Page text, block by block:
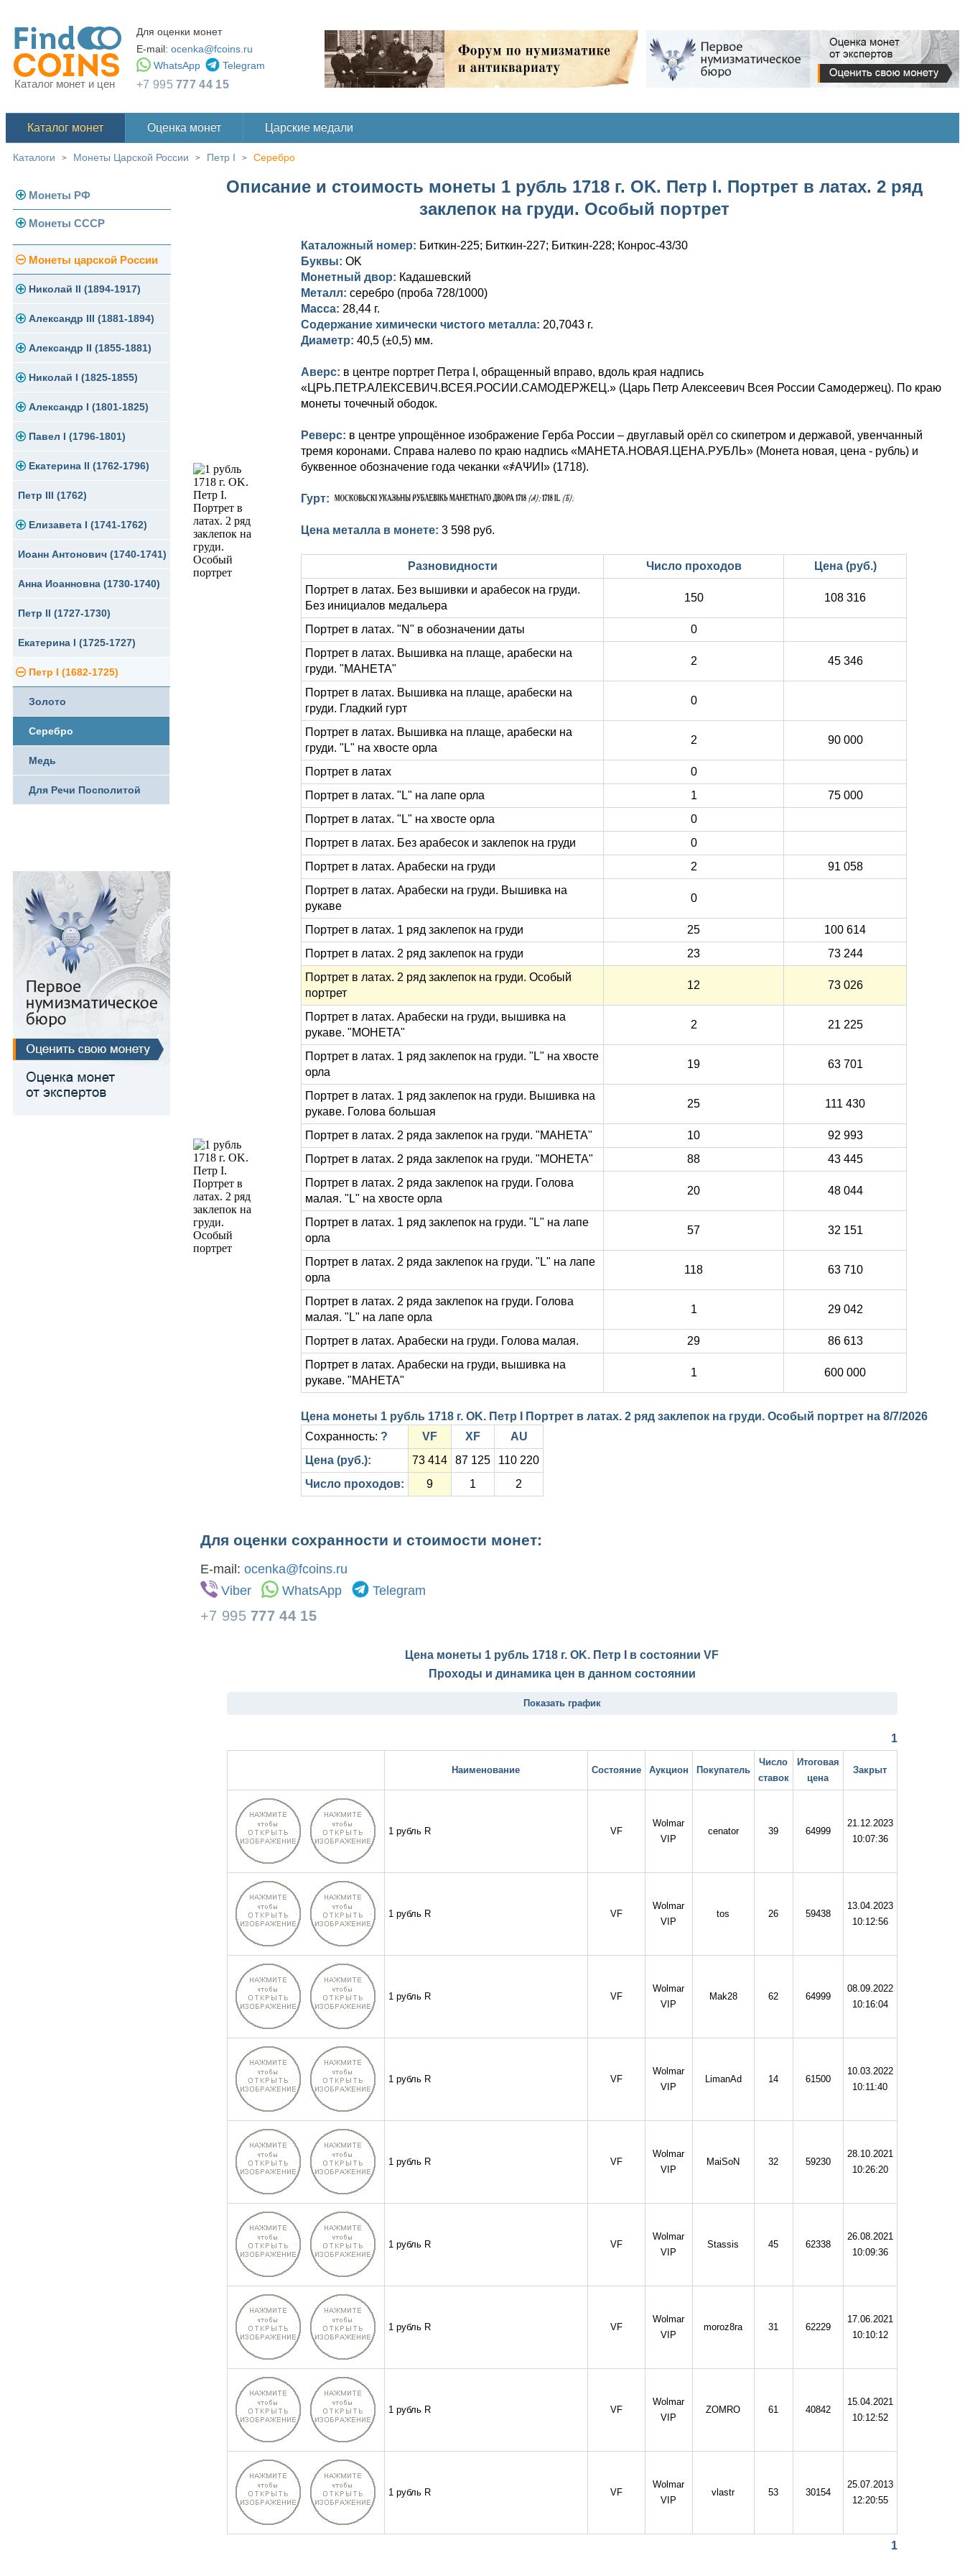
Каталог монет и цен
Для оценки монет
E-mail: ocenka@fcoins.ru
WhatsApp
Telegram
+7 995777 44 15
Каталог монет Оценка монет Царские медали
Каталоги > Монеты Царской России > Петр I > Серебро
Монеты РФ
Современная Россия
Монеты 1991-1993 гг.
Памятные и юбилейные
Монеты СССР
Погодовка СССР
Монеты 1958 года
Золотые червонцы
Памятные и юбилейные
Монеты царской России
Николай II (1894-1917)
Золото
Серебро
Медь
Германская оккупация
Для Финляндии
Памятные и донативные
Александр III (1881-1894)
Золото
Серебро
Медь
Для Финляндии
Памятные и донативные
Александр II (1855-1881)
Золото
Серебро
Медь
Для Финляндии
Памятные и донативные
Николай I (1825-1855)
Платина, золото
Серебро
Медь
Для Грузии
Русско-Польские
Для Польши
Памятные и донативные
Александр I (1801-1825)
Золото
Серебро
Медь
Для Грузии
Для Польши
Павел I (1796-1801)
Золото
Серебро
Медь
Екатерина II (1762-1796)
Золото
Серебро
Медь
Сибирские монеты
Для Молдавии и Валахии
Таврические монеты
Петр III (1762)
Елизавета I (1741-1762)
Золото
Серебро
Медь
Для Пруссии
Ливонезы
Альбертусталер
Иоанн Антонович (1740-1741)
Анна Иоанновна (1730-1740)
Петр II (1727-1730)
Екатерина I (1725-1727)
Петр I (1682-1725)
Золото
Серебро
Медь
Для Речи Посполитой
Описание и стоимость монеты 1 рубль 1718 г. OK. Петр I. Портрет в латах. 2 ряд
заклепок на груди. Особый портрет
Каталожный номер: Биткин-225; Биткин-227; Биткин-228; Конрос-43/30
Буквы: OK
Монетный двор: Кадашевский
Металл: серебро (проба 728/1000)
Масса: 28,44 г.
Содержание химически чистого металла: 20,7043 г.
Диаметр: 40,5 (±0,5) мм.
Аверс: в центре портрет Петра I, обращенный вправо, вдоль края надпись
«ЦРЬ.ПЕТР.АЛЕКСЕВИЧ.ВСЕЯ.РОСИИ.САМОДЕРЖЕЦ.» (Царь Петр Алексеевич Всея России Самодержец). По краю
монеты точечный ободок.
Реверс: в центре упрощённое изображение Герба России – двуглавый орёл со скипетром и державой, увенчанный
тремя коронами. Справа налево по краю надпись «МАНЕТА.НОВАЯ.ЦЕНА.РУБЛЬ» (Монета новая, цена - рубль) и
буквенное обозначение года чеканки «҂АΨИI» (1718).
Гурт:
Цена металла в монете: 3 598 руб.
Разновидности Число проходов
Цена (руб.)
Портрет в латах. Без вышивки и арабесок на груди.
Без инициалов медальера
150 108 316
Портрет в латах. "N" в обозначении даты
0
Портрет в латах. Вышивка на плаще, арабески на
груди. "МАНЕТА"
2 45 346
Портрет в латах. Вышивка на плаще, арабески на
груди. Гладкий гурт
0
Портрет в латах. Вышивка на плаще, арабески на
груди. "L" на хвосте орла
2 90 000
Портрет в латах
0
Портрет в латах. "L" на лапе орла
1
75 000
Портрет в латах. "L" на хвосте орла
0
Портрет в латах. Без арабесок и заклепок на груди
0
Портрет в латах. Арабески на груди
2
91 058
Портрет в латах. Арабески на груди. Вышивка на
рукаве
0
Портрет в латах. 1 ряд заклепок на груди 25
100 614
Портрет в латах. 2 ряд заклепок на груди
23
73 244
Портрет в латах. 2 ряд заклепок на груди. Особый
портрет
12 73 026
Портрет в латах. Арабески на груди, вышивка на
рукаве. "МОНЕТА"
2 21 225
Портрет в латах. 1 ряд заклепок на груди. "L" на хвосте
орла
19 63 701
Портрет в латах. 1 ряд заклепок на груди. Вышивка на
рукаве. Голова большая
25 111 430
Портрет в латах. 2 ряда заклепок на груди. "МАНЕТА" 10
92 993
Портрет в латах. 2 ряда заклепок на груди. "МОНЕТА"
88
43 445
Портрет в латах. 2 ряда заклепок на груди. Голова
малая. "L" на хвосте орла
20 48 044
Портрет в латах. 1 ряд заклепок на груди. "L" на лапе
орла
57 32 151
Портрет в латах. 2 ряда заклепок на груди. "L" на лапе
орла
118 63 710
Портрет в латах. 2 ряда заклепок на груди. Голова
малая. "L" на лапе орла
1 29 042
Портрет в латах. Арабески на груди. Голова малая. 29
86 613
Портрет в латах. Арабески на груди, вышивка на
рукаве. "МАНЕТА"
1 600 000
Цена монеты 1 рубль 1718 г. OK. Петр I Портрет в латах. 2 ряд заклепок на груди. Особый портрет на 8/7/2026
Сохранность: ? VF XF
AU
Цена (руб.):
73 414 87 125
110 220
Число проходов:
9 1 2
Для оценки сохранности и стоимости монет:
E-mail: ocenka@fcoins.ru
Viber
WhatsApp Telegram
+7 995 777 44 15
Цена монеты 1 рубль 1718 г. OK. Петр I в состоянии VF
Проходы и динамика цен в данном состоянии
Показать график
1
Наименование Состояние Аукцион Покупатель
Число
ставок
Итоговая
цена
Закрыт
1 рубль R VF
Wolmar
VIP
cenator 39 64999
21.12.2023
10:07:36
1 рубль R VF
Wolmar
VIP
tos 26 59438
13.04.2023
10:12:56
1 рубль R VF
Wolmar
VIP
Mak28 62 64999
08.09.2022
10:16:04
1 рубль R VF
Wolmar
VIP
LimanAd 14 61500
10.03.2022
10:11:40
1 рубль R VF
Wolmar
VIP
MaiSoN 32 59230
28.10.2021
10:26:20
1 рубль R VF
Wolmar
VIP
Stassis 45 62338
26.08.2021
10:09:36
1 рубль R VF
Wolmar
VIP
moroz8ra 31 62229
17.06.2021
10:10:12
1 рубль R VF
Wolmar
VIP
ZOMRO 61 40842
15.04.2021
10:12:52
1 рубль R VF
Wolmar
VIP
vlastr 53 30154
25.07.2013
12:20:55
1